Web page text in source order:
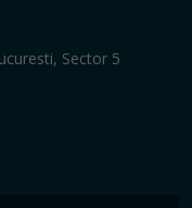
Sector 5